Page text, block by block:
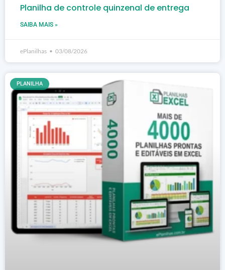
Planilha de controle quinzenal de entrega
SAIBA MAIS »
ePlanilhas 03/08/2026
PLANILHA